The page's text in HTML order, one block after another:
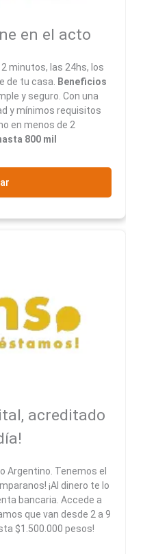
en el acto
minutos, las 24hs, los
de tu casa.
Beneficios
y seguro. Con una
y mínimos requisitos
en menos de 2
800 mil
acreditado
Argentino. Tenemos el
¡Al dinero te lo
bancaria. Accede a
que van desde 2 a 9
$1.500.000 pesos!